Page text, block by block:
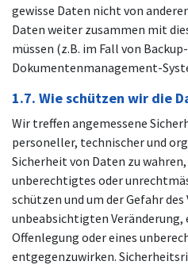
gewisse Daten nicht von
Daten weiter zusammen mit
müssen (z.B. im Fall von
Dokumentenmanagement-
1.7. Wie schützen wir die
Wir treffen angemessene
personeller, technischer und
Sicherheit von Daten zu
unberechtigtes oder
schützen und um der Gefahr
unbeabsichtigten
Offenlegung oder eines
entgegenzuwirken.